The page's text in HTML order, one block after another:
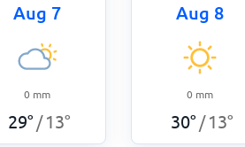
Aug 7
0 mm
29° / 13°
Aug 8
0 mm
30° / 13°